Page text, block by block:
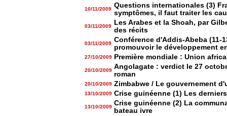
10/11/2009 Questions internationales (3)
symptômes, il faut traiter les
03/11/2009
Les Arabes et la Shoah, par
des récits
03/11/2009 Conférence d'Addis-Abeba (11-
promouvoir le développement
27/10/2009 Première mondiale : Union
20/10/2009 Angolagate : verdict le 27
roman
20/10/2009 Zimbabwe / Le gouvernement
13/10/2009 Crise guinéenne (1) Les
13/10/2009 Crise guinéenne (2) La
bateau ivre